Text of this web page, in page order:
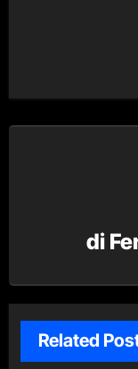
di
Related